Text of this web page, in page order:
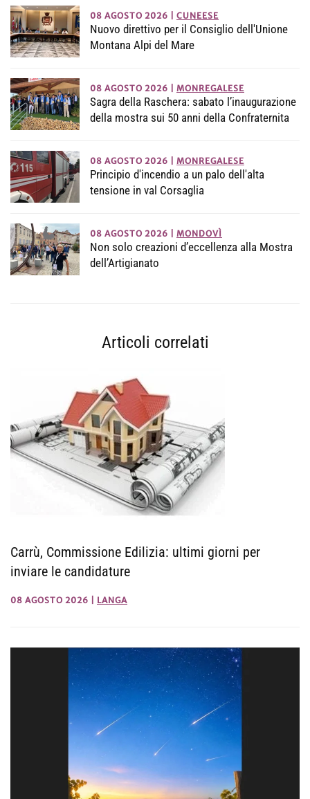
08 AGOSTO 2026 CUNEESE
Nuovo direttivo per il Consiglio dell'Unione
Montana Alpi del Mare
08 AGOSTO 2026 MONREGALESE
Sagra della Raschera: sabato l’inaugurazione
della mostra sui 50 anni della Confraternita
08 AGOSTO 2026 MONREGALESE
Principio d'incendio a un palo dell'alta
tensione in val Corsaglia
08 AGOSTO 2026 MONDOVÌ
Non solo creazioni d’eccellenza alla Mostra
dell’Artigianato
Articoli correlati
Carrù, Commissione Edilizia: ultimi giorni per
inviare le candidature
08 AGOSTO 2026 LANGA